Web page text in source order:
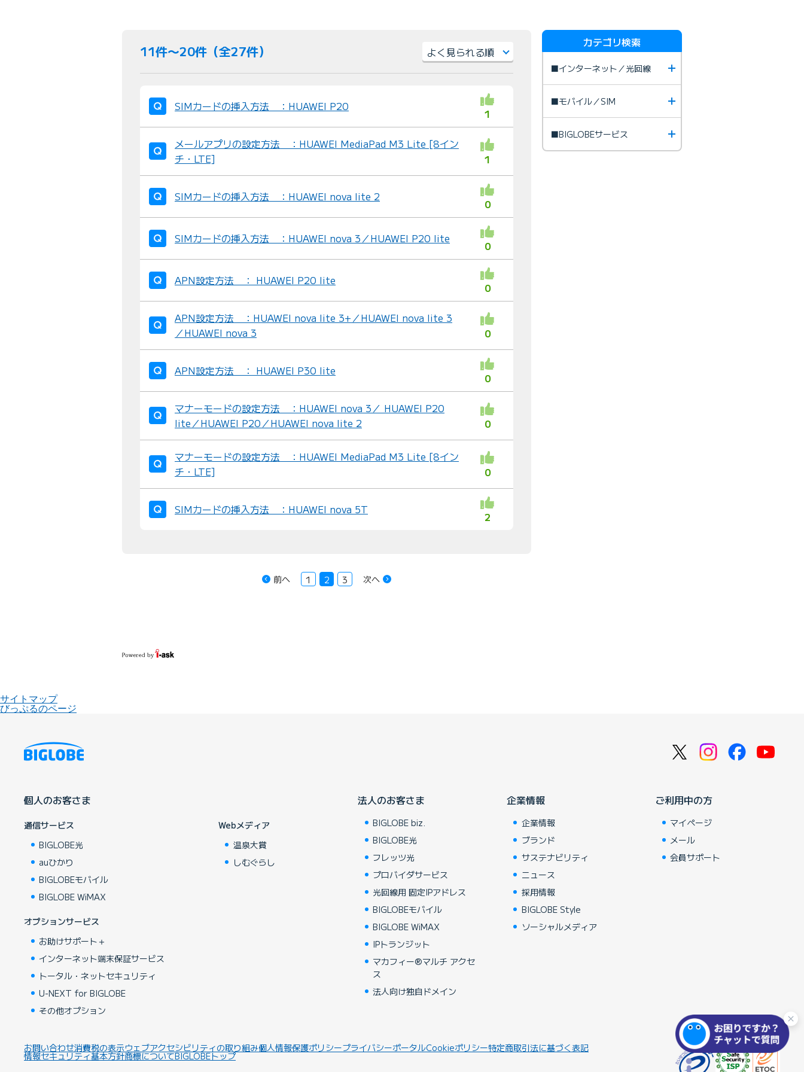
11件〜20件（全27件）
並
SIMカードの挿入方法 ：HUAWEI P20
1
メールアプリの設定方法 ：HUAWEI MediaPad M3 Lite [8イン
チ・LTE]
1
SIMカードの挿入方法 ：HUAWEI nova lite 2
0
SIMカードの挿入方法 ：HUAWEI nova 3／HUAWEI P20 lite
0
APN設定方法 ： HUAWEI P20 lite
0
APN設定方法 ：HUAWEI nova lite 3+／HUAWEI nova lite 3
／HUAWEI nova 3
0
APN設定方法 ： HUAWEI P30 lite
0
マナーモードの設定方法 ：HUAWEI nova 3／ HUAWEI P20
lite／HUAWEI P20／HUAWEI nova lite 2
0
マナーモードの設定方法 ：HUAWEI MediaPad M3 Lite [8イン
チ・LTE]
0
SIMカードの挿入方法 ：HUAWEI nova 5T
2
前へ 1 2 3 次へ
カテゴリ検索
■インターネット／光回線
■モバイル／SIM
■BIGLOBEサービス
サイトマップ
びっぷるのページ
個人のお客さま
通信サービス
BIGLOBE光
auひかり
BIGLOBEモバイル
BIGLOBE WiMAX
オプションサービス
お助けサポート＋
インターネット端末保証サービス
トータル・ネットセキュリティ
U-NEXT for BIGLOBE
その他オプション
Webメディア
温泉大賞
しむぐらし
法人のお客さま
BIGLOBE biz.
BIGLOBE光
フレッツ光
プロバイダサービス
光回線用 固定IPアドレス
BIGLOBEモバイル
BIGLOBE WiMAX
IPトランジット
マカフィー®マルチ アクセ
ス
法人向け独自ドメイン
企業情報
企業情報
ブランド
サステナビリティ
ニュース
採用情報
BIGLOBE Style
ソーシャルメディア
ご利用中の方
マイページ
メール
会員サポート
お問い合わせ消費税の表示ウェブアクセシビリティの取り組み個人情報保護ポリシープライバシーポータルCookieポリシー特定商取引法に基づく表記
情報セキュリティ基本方針商標についてBIGLOBEトップ